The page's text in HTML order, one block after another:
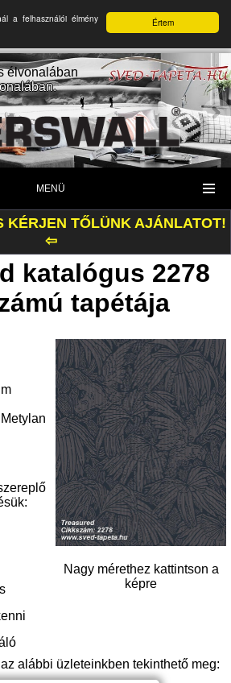
Értem
a felhasználói élmény
MENÜ
KÉRJEN TŐLÜNK AJÁNLATOT!
⇦
katalógus 2278
tapétája
Nagy mérethez kattintson a
képre
alábbi üzleteinkben tekinthető meg: